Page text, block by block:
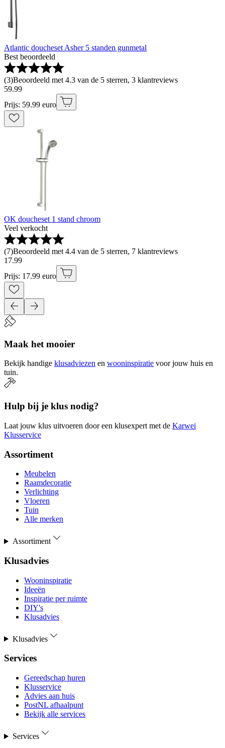
Atlantic doucheset Asher 5 standen gunmetal
Best beoordeeld
(3)Beoordeeld met 4.3 van de 5 sterren, 3 klantreviews
59.99
Prijs: 59.99 euro
OK doucheset 1 stand chroom
Veel verkocht
(7)Beoordeeld met 4.4 van de 5 sterren, 7 klantreviews
17.99
Prijs: 17.99 euro
Maak het mooier
Bekijk handige klusadviezen en wooninspiratie voor jouw huis en
tuin.
Hulp bij je klus nodig?
Laat jouw klus uitvoeren door een klusexpert met de Karwei
Klusservice
Assortiment
Meubelen
Raamdecoratie
Verlichting
Vloeren
Tuin
Alle merken
Assortiment
Klusadvies
Wooninspiratie
Ideeën
Inspiratie per ruimte
DIY's
Klusadvies
Klusadvies
Services
Gereedschap huren
Klusservice
Advies aan huis
PostNL afhaalpunt
Bekijk alle services
Services